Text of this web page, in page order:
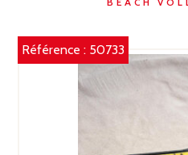
Référence : 50733